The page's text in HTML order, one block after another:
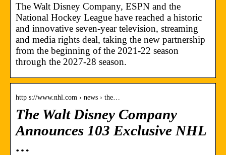
The Walt Disney Company, ESPN and the
National Hockey League have reached a historic
and innovative seven-year television, streaming
and media rights deal, taking the new partnership
from the beginning of the 2021-22 season
through the 2027-28 season.
http s://www.nhl.com › news › the…
The Walt Disney Company
Announces 103 Exclusive NHL
…